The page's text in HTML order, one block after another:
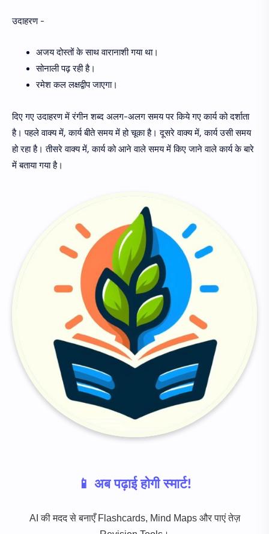
उदाहरण -
अजय दोस्तों के साथ वारानाशी गया था।
सोनाली पढ़ रही है।
रमेश कल लक्षद्वीप जाएगा।
दिए गए उदाहरण में रंगीन शब्द अलग-अलग समय पर किये गए कार्य को दर्शाता
है। पहले वाक्य में, कार्य बीते समय में हो चूका है। दूसरे वाक्य में, कार्य उसी समय
हो रहा है। तीसरे वाक्य में, कार्य को आने वाले समय में किए जाने वाले कार्य के बारे
में बताया गया है।
📱 अब पढ़ाई होगी स्मार्ट!
AI की मदद से बनाएँ Flashcards, Mind Maps और पाएं तेज़